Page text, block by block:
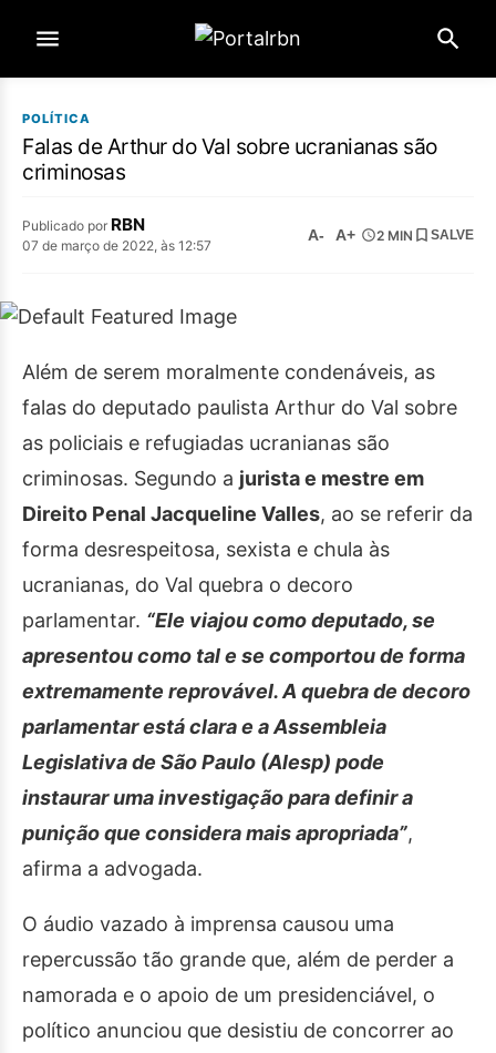
POLÍTICA
Falas de Arthur do Val sobre ucranianas são
criminosas
Publicado por RBN
07 de março de 2022, às 12:57
A- A+ 2 MIN SALVE
Além de serem moralmente condenáveis, as
falas do deputado paulista Arthur do Val sobre
as policiais e refugiadas ucranianas são
criminosas. Segundo a jurista e mestre em
Direito Penal Jacqueline Valles, ao se referir da
forma desrespeitosa, sexista e chula às
ucranianas, do Val quebra o decoro
parlamentar. “Ele viajou como deputado, se
apresentou como tal e se comportou de forma
extremamente reprovável. A quebra de decoro
parlamentar está clara e a Assembleia
Legislativa de São Paulo (Alesp) pode
instaurar uma investigação para definir a
punição que considera mais apropriada”,
afirma a advogada.
O áudio vazado à imprensa causou uma
repercussão tão grande que, além de perder a
namorada e o apoio de um presidenciável, o
político anunciou que desistiu de concorrer ao